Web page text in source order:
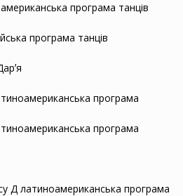
програма танців
програма танців
програма
програма
Д латиноамериканська програма